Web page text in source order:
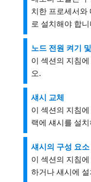
치한 프로세서와
로 설치해야 합니
노드 전원 켜기 및
이 섹션의 지침
오.
섀시 교체
이 섹션의 지침
랙에 섀시를 설
섀시의 구성 요소
이 섹션의 지침
하거나 섀시에